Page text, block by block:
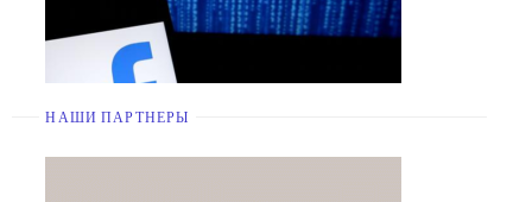
НАШИ ПАРТНЕРЫ